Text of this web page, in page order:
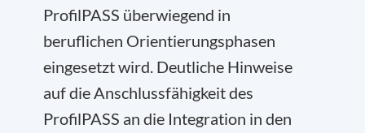
ProfilPASS überwiegend in
beruflichen Orientierungsphasen
eingesetzt wird. Deutliche Hinweise
auf die Anschlussfähigkeit des
ProfilPASS an die Integration in den